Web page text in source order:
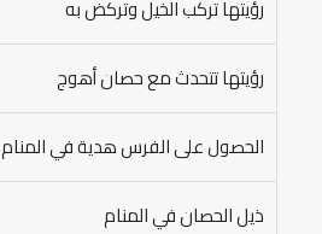
رؤيتها تركب الخيل وتركض به
رؤيتها تتحدث مع حصان أهوج
الحصول على الفرس هدية في المنام
ذيل الحصان في المنام